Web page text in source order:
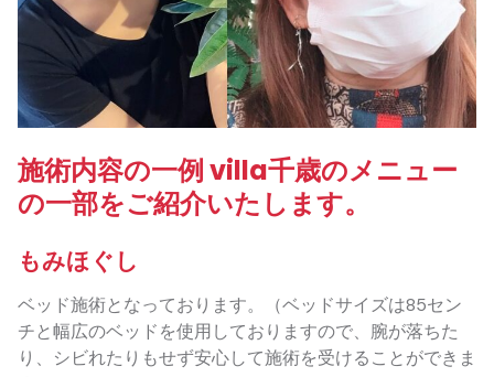
施術内容の一例 villa千歳のメニュー
の一部をご紹介いたします。
もみほぐし
ベッド施術となっております。（ベッドサイズは85セン
チと幅広のベッドを使用しておりますので、腕が落ちた
り、シビれたりもせず安心して施術を受けることができま